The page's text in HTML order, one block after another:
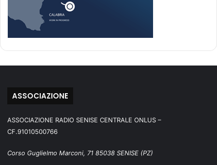
ASSOCIAZIONE
ASSOCIAZIONE RADIO SENISE CENTRALE ONLUS –
CF.91010500766
Corso Guglielmo Marconi, 71 85038 SENISE (PZ)